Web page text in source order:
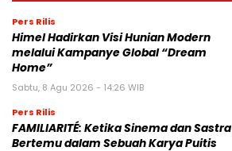
Pers Rilis
Himel Hadirkan Visi Hunian Modern
melalui Kampanye Global “Dream
Home”
Sabtu, 8 Agu 2026 - 14:26 WIB
Pers Rilis
FAMILIARITÉ: Ketika Sinema dan Sastra
Bertemu dalam Sebuah Karya Puitis